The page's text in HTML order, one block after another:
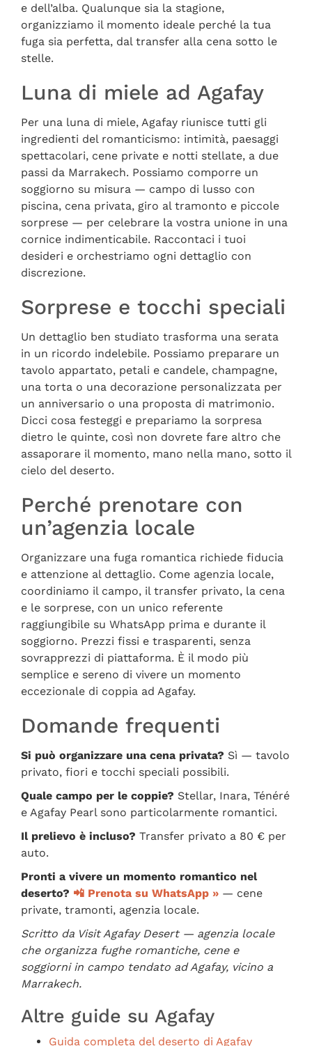
e dell’alba. Qualunque sia la stagione,
organizziamo il momento ideale perché la tua
fuga sia perfetta, dal transfer alla cena sotto le
stelle.
Luna di miele ad Agafay
Per una luna di miele, Agafay riunisce tutti gli
ingredienti del romanticismo: intimità, paesaggi
spettacolari, cene private e notti stellate, a due
passi da Marrakech. Possiamo comporre un
soggiorno su misura — campo di lusso con
piscina, cena privata, giro al tramonto e piccole
sorprese — per celebrare la vostra unione in una
cornice indimenticabile. Raccontaci i tuoi
desideri e orchestriamo ogni dettaglio con
discrezione.
Sorprese e tocchi speciali
Un dettaglio ben studiato trasforma una serata
in un ricordo indelebile. Possiamo preparare un
tavolo appartato, petali e candele, champagne,
una torta o una decorazione personalizzata per
un anniversario o una proposta di matrimonio.
Dicci cosa festeggi e prepariamo la sorpresa
dietro le quinte, così non dovrete fare altro che
assaporare il momento, mano nella mano, sotto il
cielo del deserto.
Perché prenotare con
un’agenzia locale
Organizzare una fuga romantica richiede fiducia
e attenzione al dettaglio. Come agenzia locale,
coordiniamo il campo, il transfer privato, la cena
e le sorprese, con un unico referente
raggiungibile su WhatsApp prima e durante il
soggiorno. Prezzi fissi e trasparenti, senza
sovrapprezzi di piattaforma. È il modo più
semplice e sereno di vivere un momento
eccezionale di coppia ad Agafay.
Domande frequenti
Si può organizzare una cena privata? Sì — tavolo
privato, fiori e tocchi speciali possibili.
Quale campo per le coppie? Stellar, Inara, Ténéré
e Agafay Pearl sono particolarmente romantici.
Il prelievo è incluso? Transfer privato a 80 € per
auto.
Pronti a vivere un momento romantico nel
deserto? 📲 Prenota su WhatsApp » — cene
private, tramonti, agenzia locale.
Scritto da Visit Agafay Desert — agenzia locale
che organizza fughe romantiche, cene e
soggiorni in campo tendato ad Agafay, vicino a
Marrakech.
Altre guide su Agafay
Guida completa del deserto di Agafay